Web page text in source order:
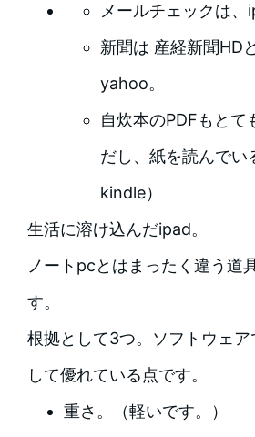
メールチェックは、
新聞は 産経新聞HD
yahoo。
自炊本のPDFもとて
だし、紙を読んでい
kindle）
生活に溶け込んだipad。
ノートpcとはまったく違う道
す。
根拠として3つ。ソフトウェア
して優れている点です。
重さ。（軽いです。）